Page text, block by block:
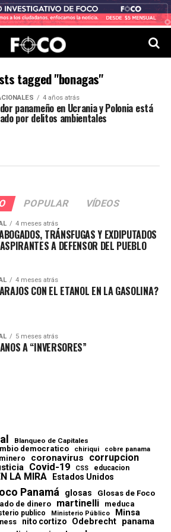
tagged "bonagas"
4 años atrás
panameño en Ucrania y Polonia está
por delitos ambientales
POPULAR VÍDEOS
4 meses atrás
TRÁNSFUGAS Y EXDIPUTADOS
A DEFENSOR DEL PUEBLO
4 meses atrás
CON EL ETANOL EN LA GASOLINA?
5 meses atrás
A “INVERSORES”
Blanqueo de Capitales
democratico chiriqui cobre panama
coronavirus corrupcion
Covid-19 CSS educacion
LA MIRA Estados Unidos
Panamá glosas Glosas de Foco
de dinero martinelli meduca
publico Ministerio Público Minsa
nito cortizo Odebrecht panama